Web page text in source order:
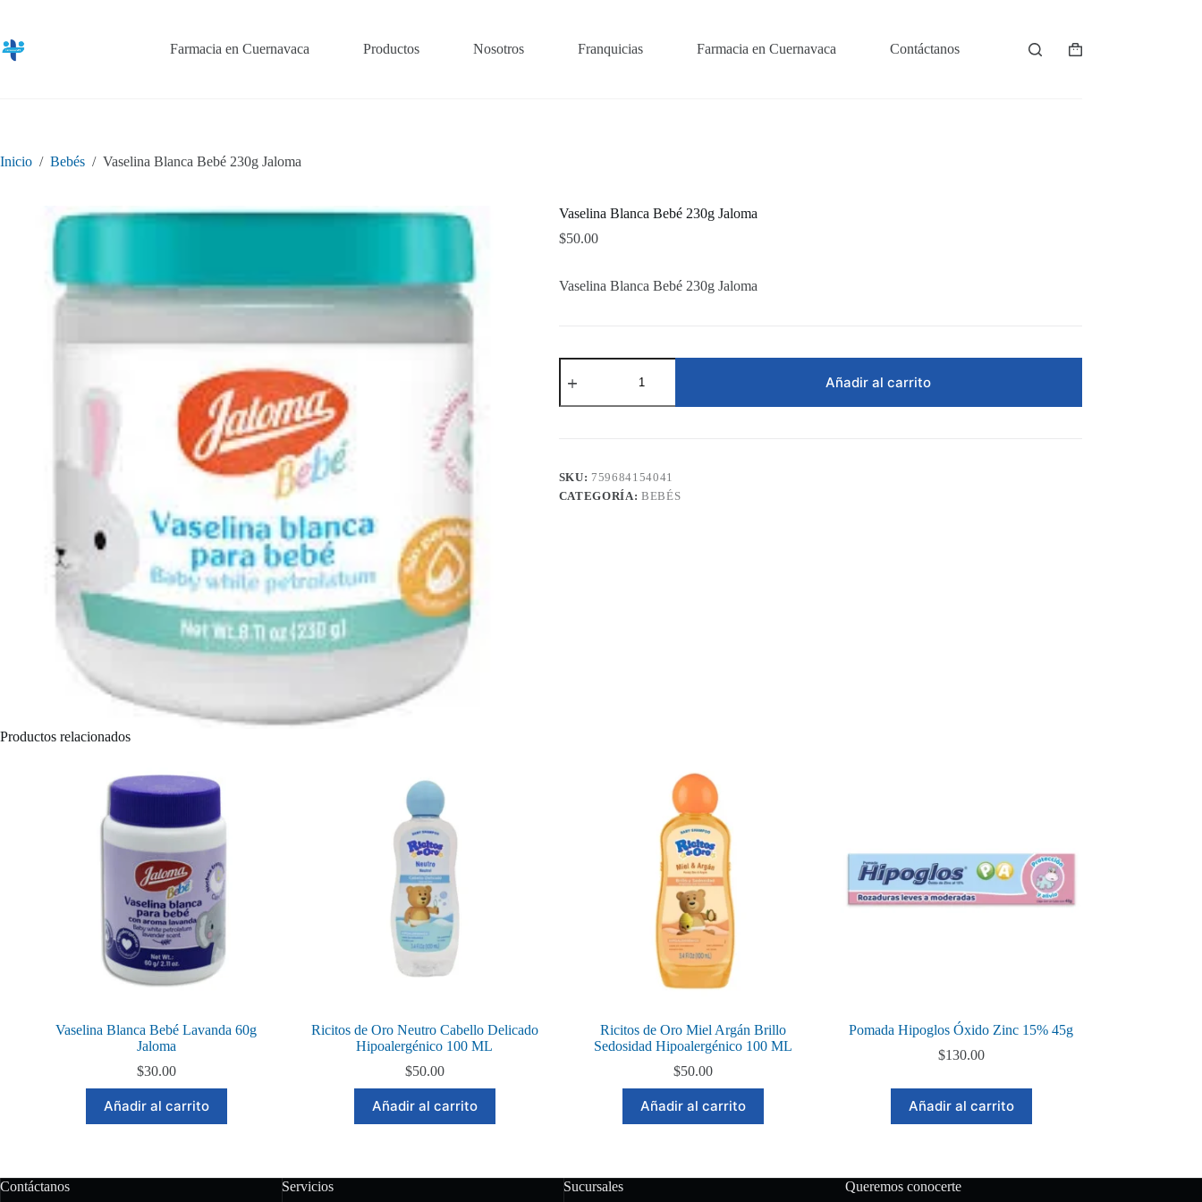
contenido
Farmacia en Cuernavaca Productos Nosotros Franquicias Farmacia en Cuernavaca Contáctanos
Shopping
Inicio / Bebés / Vaselina Blanca Bebé 230g Jaloma
Vaselina Blanca Bebé 230g Jaloma
$50.00
Vaselina Blanca Bebé 230g Jaloma
Vaselina
Blanca
230g
Añadir al carrito
SKU: 759684154041
CATEGORÍA: BEBÉS
Productos relacionados
Vaselina Blanca Bebé Lavanda 60g
Jaloma
$30.00
Añadir al carrito
Ricitos de Oro Neutro Cabello Delicado
Hipoalergénico 100 ML
$50.00
Añadir al carrito
Ricitos de Oro Miel Argán Brillo
Sedosidad Hipoalergénico 100 ML
$50.00
Añadir al carrito
Pomada Hipoglos Óxido Zinc 15% 45g
$130.00
Añadir al carrito
Contáctanos Servicios Sucursales Queremos conocerte